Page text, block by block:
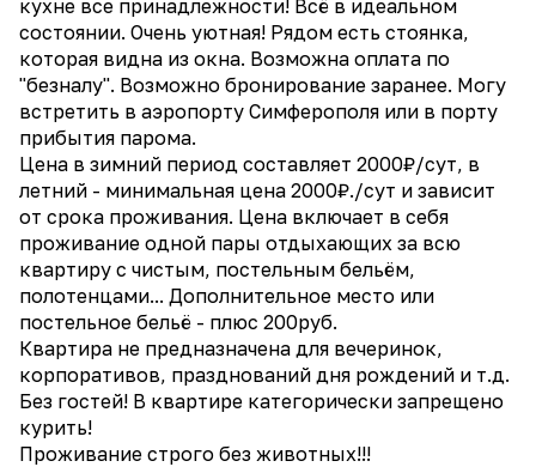
кухне все принадлежности! Всё в идеальном
состоянии. Очень уютная! Рядом есть стоянка,
которая видна из окна. Возможна оплата по
"безналу". Возможно бронирование заранее. Могу
встретить в аэропорту Симферополя или в порту
прибытия парома.
Цена в зимний период составляет 2000₽/сут, в
летний - минимальная цена 2000₽./сут и зависит
от срока проживания. Цена включает в себя
проживание одной пары отдыхающих за всю
квартиру с чистым, постельным бельём,
полотенцами... Дополнительное место или
постельное бельё - плюс 200руб.
Квартира не предназначена для вечеринок,
корпоративов, празднований дня рождений и т.д.
Без гостей! В квартире категорически запрещено
курить!
Проживание строго без животных!!!